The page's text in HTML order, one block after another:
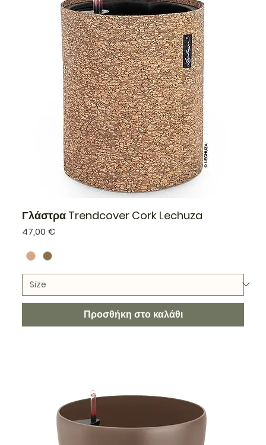
Γλάστρα Trendcover Cork Lechuza
Τιμή
47,00 €
Προσθήκη στο καλάθι